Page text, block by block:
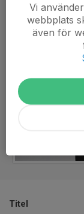
Titel
Vi
webbplats
även för